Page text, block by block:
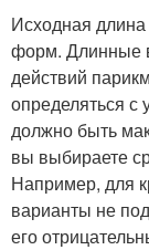
Исходная
форм. Длинные
действий
определяться с
должно быть
вы выбираете
Например, для
варианты не
его